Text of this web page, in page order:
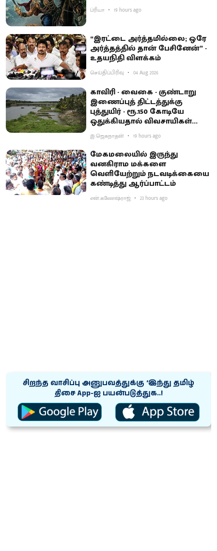
ப்ரியா 19 hours ago
“இரட்டை அர்த்தமில்லை; ஒரே
அர்த்தத்தில் தான் பேசினேன்” -
உதயநிதி விளக்கம்
செய்திப்பிரிவு 04 Aug 2026
காவிரி - வைகை - குண்டாறு
இணைப்புத் திட்டத்துக்கு
புத்துயிர் - ரூ.150 கோடியே
ஒதுக்கியதால் விவசாயிகள்
ஏமாற்றம்
இ.ஜெகநாதன் 19 hours ago
மேகமலையில் இருந்து
வனகிராம மக்களை
வெளியேற்றும் நடவடிக்கையை
கண்டித்து ஆர்ப்பாட்டம்
என்.கணேஷ்ராஜ் 23 hours ago
சிறந்த வாசிப்பு அனுபவத்துக்கு ‘இந்து தமிழ்
திசை App-ஐ பயன்படுத்துக..!